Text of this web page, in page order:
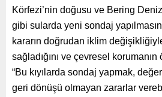
Körfezi’nin doğusu ve Bering
gibi sularda yeni sondaj
kararın doğrudan iklim
sağladığını ve çevresel
“Bu kıyılarda sondaj yapmak,
geri dönüşü olmayan zararlar